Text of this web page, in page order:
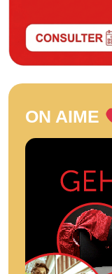
ON AIME